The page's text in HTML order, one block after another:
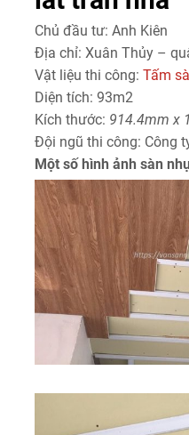
Chủ đầu tư: Anh Kiên
Địa chỉ: Xuân Thủy –
Vật liệu thi công: Tấm
Diện tích: 93m2
Kích thước: 914.4mm x
Đội ngũ thi công: Công
Một số hình ảnh sàn